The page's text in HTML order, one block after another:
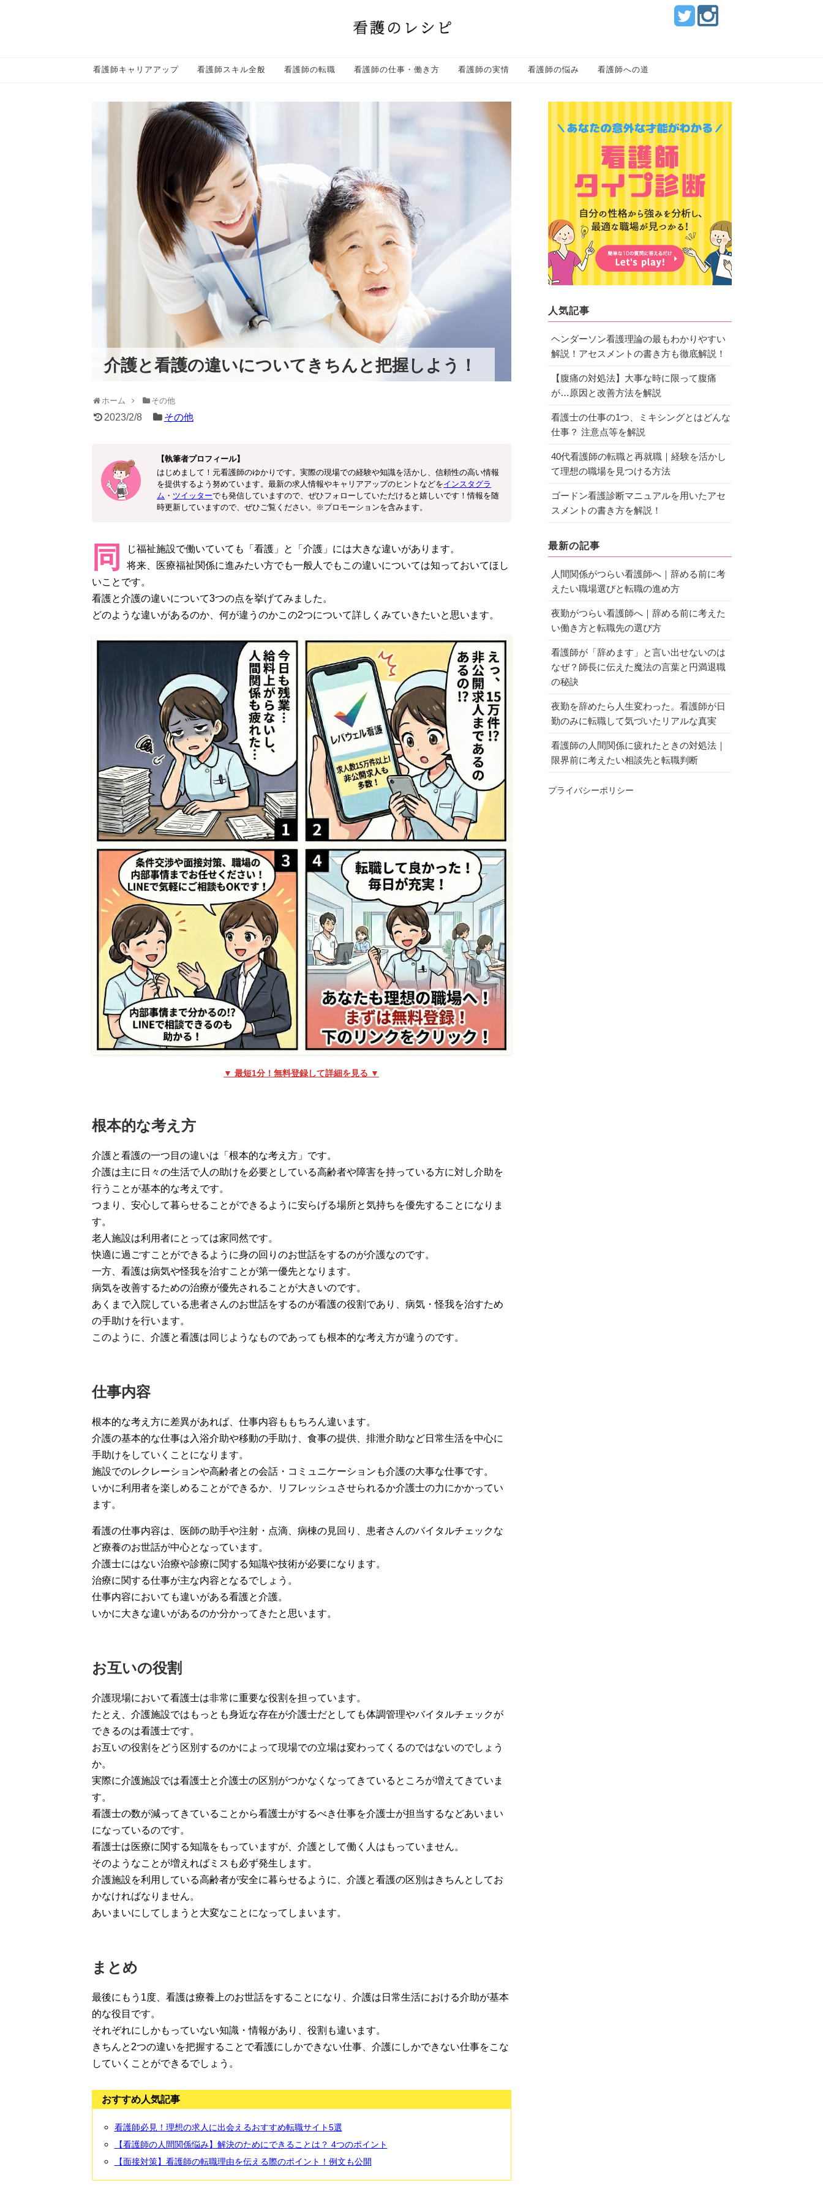
看護師キャリアアップ 看護師スキル全般 看護師の転職 看護師の仕事・働き方 看護師の実情 看護師の悩み 看護師への道
介護と看護の違いについてきちんと把握しよう！
ホーム その他
2023/2/8 その他
【執筆者プロフィール】
はじめまして！元看護師のゆかりです。実際の現場での経験や知識を活かし、信頼性の高い情報
を提供するよう努めています。最新の求人情報やキャリアアップのヒントなどをインスタグラ
ム ・ ツイッターでも発信していますので、ぜひフォローしていただけると嬉しいです！情報を随
時更新していますので、ぜひご覧ください。※プロモーションを含みます。
同
じ福祉施設で働いていても「看護」と「介護」には大きな違いがあります。
将来、医療福祉関係に進みたい方でも一般人でもこの違いについては知っておいてほし
いことです。
看護と介護の違いについて3つの点を挙げてみました。
どのような違いがあるのか、何が違うのかこの2つについて詳しくみていきたいと思います。
▼ 最短1分！無料登録して詳細を見る ▼
根本的な考え方
介護と看護の一つ目の違いは「根本的な考え方」です。
介護は主に日々の生活で人の助けを必要としている高齢者や障害を持っている方に対し介助を
行うことが基本的な考えです。
つまり、安心して暮らせることができるように安らげる場所と気持ちを優先することになりま
す。
老人施設は利用者にとっては家同然です。
快適に過ごすことができるように身の回りのお世話をするのが介護なのです。
一方、看護は病気や怪我を治すことが第一優先となります。
病気を改善するための治療が優先されることが大きいのです。
あくまで入院している患者さんのお世話をするのが看護の役割であり、病気・怪我を治すため
の手助けを行います。
このように、介護と看護は同じようなものであっても根本的な考え方が違うのです。
仕事内容
根本的な考え方に差異があれば、仕事内容ももちろん違います。
介護の基本的な仕事は入浴介助や移動の手助け、食事の提供、排泄介助など日常生活を中心に
手助けをしていくことになります。
施設でのレクレーションや高齢者との会話・コミュニケーションも介護の大事な仕事です。
いかに利用者を楽しめることができるか、リフレッシュさせられるか介護士の力にかかってい
ます。
看護の仕事内容は、医師の助手や注射・点滴、病棟の見回り、患者さんのバイタルチェックな
ど療養のお世話が中心となっています。
介護士にはない治療や診療に関する知識や技術が必要になります。
治療に関する仕事が主な内容となるでしょう。
仕事内容においても違いがある看護と介護。
いかに大きな違いがあるのか分かってきたと思います。
お互いの役割
介護現場において看護士は非常に重要な役割を担っています。
たとえ、介護施設ではもっとも身近な存在が介護士だとしても体調管理やバイタルチェックが
できるのは看護士です。
お互いの役割をどう区別するのかによって現場での立場は変わってくるのではないのでしょう
か。
実際に介護施設では看護士と介護士の区別がつかなくなってきているところが増えてきていま
す。
看護士の数が減ってきていることから看護士がするべき仕事を介護士が担当するなどあいまい
になっているのです。
看護士は医療に関する知識をもっていますが、介護として働く人はもっていません。
そのようなことが増えればミスも必ず発生します。
介護施設を利用している高齢者が安全に暮らせるように、介護と看護の区別はきちんとしてお
かなければなりません。
あいまいにしてしまうと大変なことになってしまいます。
まとめ
最後にもう1度、看護は療養上のお世話をすることになり、介護は日常生活における介助が基本
的な役目です。
それぞれにしかもっていない知識・情報があり、役割も違います。
きちんと2つの違いを把握することで看護にしかできない仕事、介護にしかできない仕事をこな
していくことができるでしょう。
おすすめ人気記事
看護師必見！理想の求人に出会えるおすすめ転職サイト5選
【看護師の人間関係悩み】解決のためにできることは？ 4つのポイント
【面接対策】看護師の転職理由を伝える際のポイント！例文も公開
人気記事
ヘンダーソン看護理論の最もわかりやすい
解説！アセスメントの書き方も徹底解説！
【腹痛の対処法】大事な時に限って腹痛
が…原因と改善方法を解説
看護士の仕事の1つ、ミキシングとはどんな
仕事？ 注意点等を解説
40代看護師の転職と再就職｜経験を活かし
て理想の職場を見つける方法
ゴードン看護診断マニュアルを用いたアセ
スメントの書き方を解説！
最新の記事
人間関係がつらい看護師へ｜辞める前に考
えたい職場選びと転職の進め方
夜勤がつらい看護師へ｜辞める前に考えた
い働き方と転職先の選び方
看護師が「辞めます」と言い出せないのは
なぜ？師長に伝えた魔法の言葉と円満退職
の秘訣
夜勤を辞めたら人生変わった。看護師が日
勤のみに転職して気づいたリアルな真実
看護師の人間関係に疲れたときの対処法｜
限界前に考えたい相談先と転職判断
プライバシーポリシー